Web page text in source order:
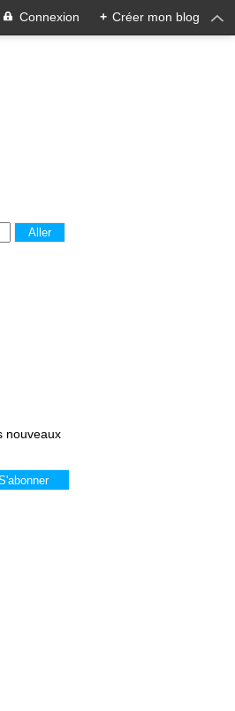
Connexion + Créer mon blog
nouveaux